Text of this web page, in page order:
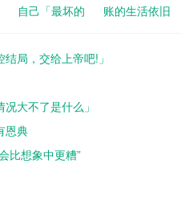
自己「最坏的
什么」
账的生活依旧
局，交给上帝吧!」
大不了是什么」
恩典
比想象中更糟”